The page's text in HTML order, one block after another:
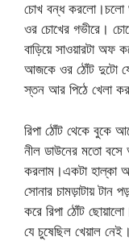
চোখ বন্ধ করলো।চলো
ওর চোখের গভীরে।
বাড়িয়ে সাওয়ারটা অফ
আজকে ওর ঠোঁট দুটো
স্তন আর পিঠে খেলা
রিপা ঠোঁট থেকে বুকে
নীল ডাউনের মতো
করলাম।একটা হাল্কা
সোনার চামড়াটায় টান
করে রিপা ঠোঁট
যে চুষেছিল খেয়াল